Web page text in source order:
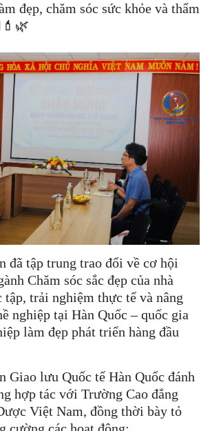
đẹp, chăm sóc sức khỏe và thẩm
đã tập trung trao đổi về cơ hội
Chăm sóc sắc đẹp của nhà
tập, trải nghiệm thực tế và nâng
nghiệp tại Hàn Quốc – quốc gia
làm đẹp phát triển hàng đầu
Giao lưu Quốc tế Hàn Quốc đánh
hợp tác với Trường Cao đẳng
Việt Nam, đồng thời bày tỏ